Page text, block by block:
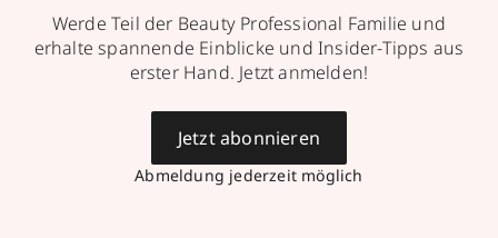
Werde Teil der Beauty Professional Familie und
erhalte spannende Einblicke und Insider-Tipps aus
erster Hand. Jetzt anmelden!
Abmeldung jederzeit möglich
Jetzt abonnieren